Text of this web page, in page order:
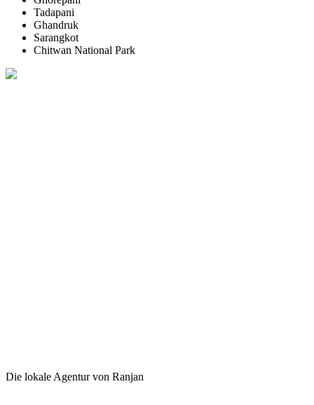
Tadapani
Ghandruk
Sarangkot
Chitwan National Park
Die lokale Agentur von Ranjan